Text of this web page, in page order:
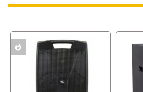
whatshot